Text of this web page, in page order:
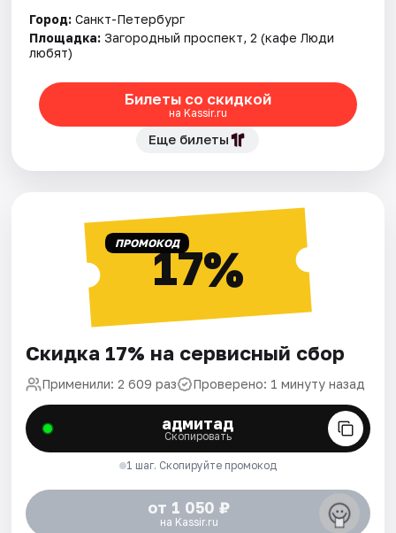
Город: Санкт-Петербург
Площадка: Загородный проспект, 2 (кафе Люди
любят)
Билеты со скидкой
на Kassir.ru
Еще билеты
ПРОМОКОД17%
Скидка 17% на сервисный сбор
Применили: 2 609 раз Проверено: 1 минуту назад
адмитад
Скопировать
1 шаг. Скопируйте промокод
от 1 050 ₽
на Kassir.ru